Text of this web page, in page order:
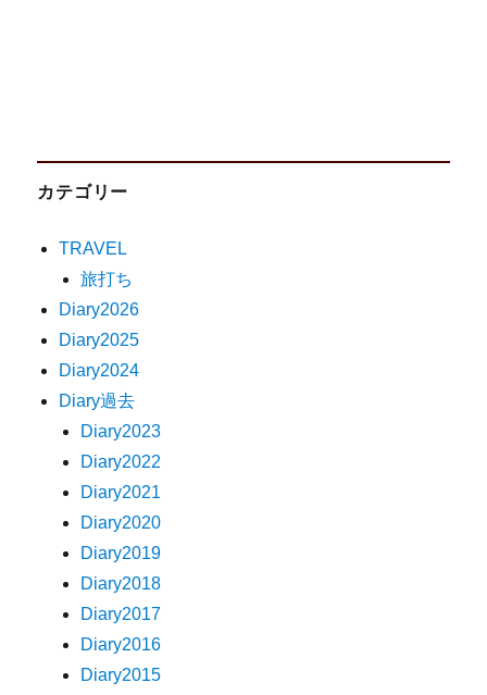
カテゴリー
TRAVEL
旅打ち
Diary2026
Diary2025
Diary2024
Diary過去
Diary2023
Diary2022
Diary2021
Diary2020
Diary2019
Diary2018
Diary2017
Diary2016
Diary2015